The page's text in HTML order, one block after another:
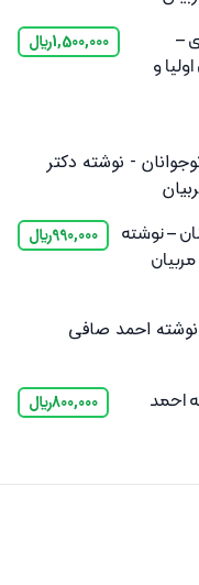
–
و
1,500,000﷼
– نوشته
990,000﷼
احمد
800,000﷼